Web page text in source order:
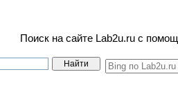
Поиск на сайте Lab2u.ru с